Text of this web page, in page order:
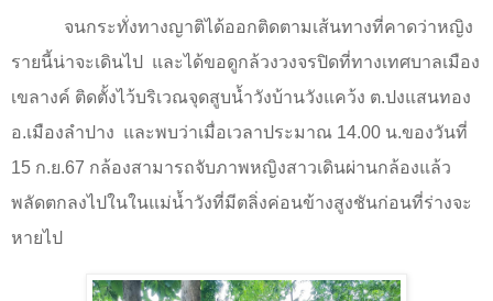
จนกระทั่งทางญาติได้ออกติดตามเส้นทางที่คาดว่าหญิง
รายนี้น่าจะเดินไป
และได้ขอดูกล้วงวงจรปิดที่ทางเทศบาลเมือง
เขลางค์ ติดตั้งไว้บริเวณจุดสูบน้ำวังบ้านวังแคว้ง ต.ปงแสนทอง
อ.เมืองลำปาง และพบว่าเมื่อเวลาประมาณ 14.00 น.ของวันที่
15 ก.ย.67 กล้องสามารถจับภาพหญิงสาวเดินผ่านกล้องแล้ว
พลัดตกลงไปในในแม่น้ำวังที่มีตลิ่งค่อนข้างสูงชันก่อนที่ร่างจะ
หายไป